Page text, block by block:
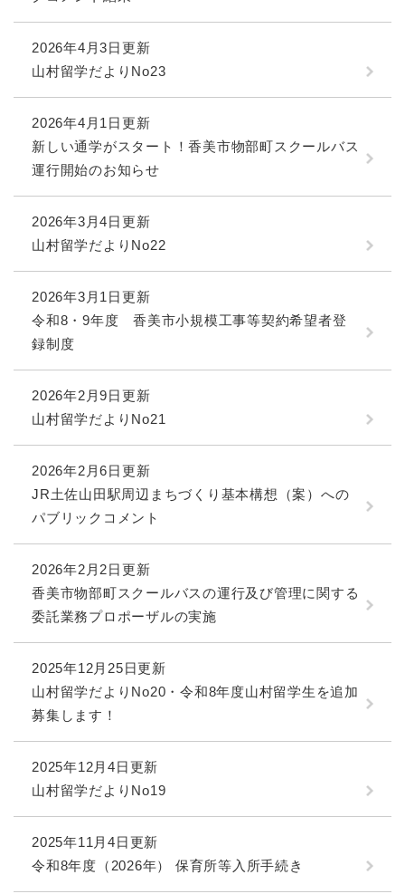
2026年4月3日更新
山村留学だよりNo23
2026年4月1日更新
新しい通学がスタート！香美市物部町スクールバス
運行開始のお知らせ
2026年3月4日更新
山村留学だよりNo22
2026年3月1日更新
令和8・9年度 香美市小規模工事等契約希望者登
録制度
2026年2月9日更新
山村留学だよりNo21
2026年2月6日更新
JR土佐山田駅周辺まちづくり基本構想（案）への
パブリックコメント
2026年2月2日更新
香美市物部町スクールバスの運行及び管理に関する
委託業務プロポーザルの実施
2025年12月25日更新
山村留学だよりNo20・令和8年度山村留学生を追加
募集します！
2025年12月4日更新
山村留学だよりNo19
2025年11月4日更新
令和8年度（2026年） 保育所等入所手続き